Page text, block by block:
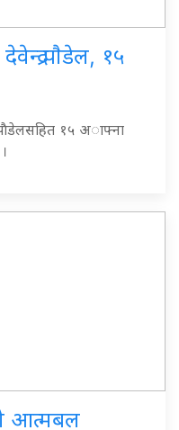
पाैडेल, १५
पाैडेलसहित १५ अाफ्ना
आत्मबल